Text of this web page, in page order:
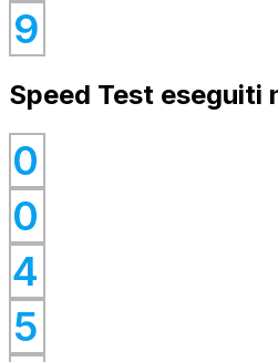
9
0
Speed Test eseguiti
0
0
0
0
4
0
5
0